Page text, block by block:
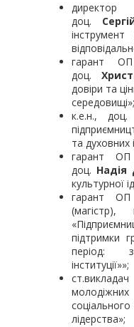
доц.
гарант ОП
доц.
довіри та
середовищі»;
к.е.н., доц.
та духовних
гарант ОП
доц. Надія
культурної
гарант ОП
підтримки
період:
інституції»»;
ст.викладач
лідерства»;